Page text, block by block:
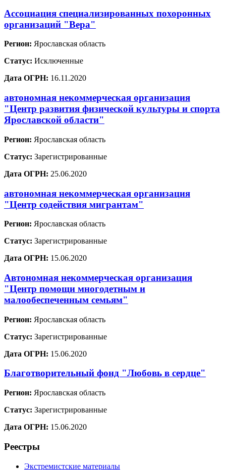
Ассоциация специализированных похоронных
организаций "Вера"
Регион: Ярославская область
Статус: Исключенные
Дата ОГРН: 16.11.2020
автономная некоммерческая организация
"Центр развития физической культуры и спорта
Ярославской области"
Регион: Ярославская область
Статус: Зарегистрированные
Дата ОГРН: 25.06.2020
автономная некоммерческая организация
"Центр содействия мигрантам"
Регион: Ярославская область
Статус: Зарегистрированные
Дата ОГРН: 15.06.2020
Автономная некоммерческая организация
"Центр помощи многодетным и
малообеспеченным семьям"
Регион: Ярославская область
Статус: Зарегистрированные
Дата ОГРН: 15.06.2020
Благотворительный фонд "Любовь в сердце"
Регион: Ярославская область
Статус: Зарегистрированные
Дата ОГРН: 15.06.2020
Реестры
Экстремистские материалы